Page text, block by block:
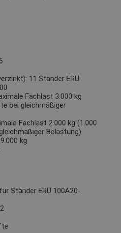
11 Ständer ERU
Fachlast 3.000 kg
bei gleichmäßiger
Fachlast 2.000 kg (1.000
Belastung)
kg
Ständer ERU 100A20-